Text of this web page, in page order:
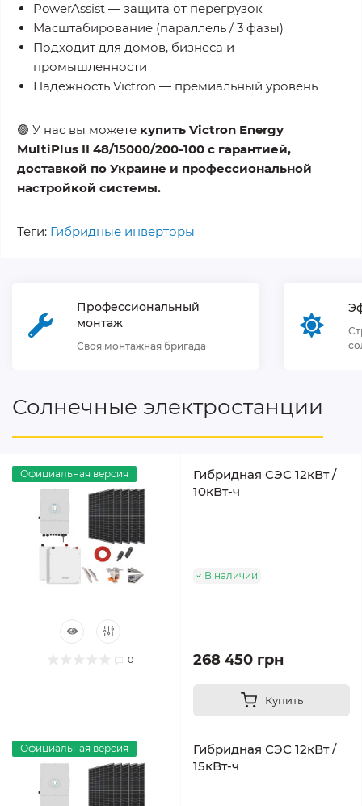
PowerAssist — защита от перегрузок
Масштабирование (параллель / 3 фазы)
Подходит для домов, бизнеса и
промышленности
Надёжность Victron — премиальный уровень
🟢 У нас вы можете купить Victron Energy
MultiPlus II 48/15000/200-100 с гарантией,
доставкой по Украине и профессиональной
настройкой системы.
Теги: Гибридные инверторы
Профессиональный
монтаж
Своя монтажная бригада
Солнечные электростанции
Официальная версия
0
Гибридная СЭС 12кВт /
10кВт-ч
В наличии
268 450 грн
Купить
Официальная версия
Гибридная СЭС 12кВт /
15кВт-ч